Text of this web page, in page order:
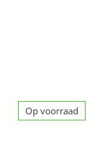
Op voorraad